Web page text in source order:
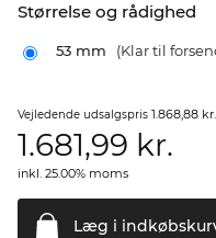
Størrelse og rådighed
53 mm (Klar til
Vejledende udsalgspris 1.868,88 kr.
1.681,99 kr.
inkl. 25.00% moms
Læg i